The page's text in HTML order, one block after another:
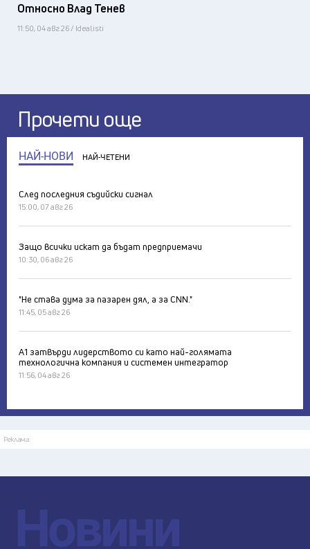
Относно Влад Тенев
11:50, 04 авг 26 / Idealisti
Прочети още
НАЙ-НОВИ НАЙ-ЧЕТЕНИ
След последния съдийски сигнал
15:00, 07 авг 26
Защо всички искат да бъдат предприемачи
10:30, 06 авг 26
"Не става дума за пазарен дял, а за CNN."
11:45, 05 авг 26
А1 затвърди лидерството си като най-голямата
технологична компания и системен интегратор
11:56, 04 авг 26
Реклама
Новини